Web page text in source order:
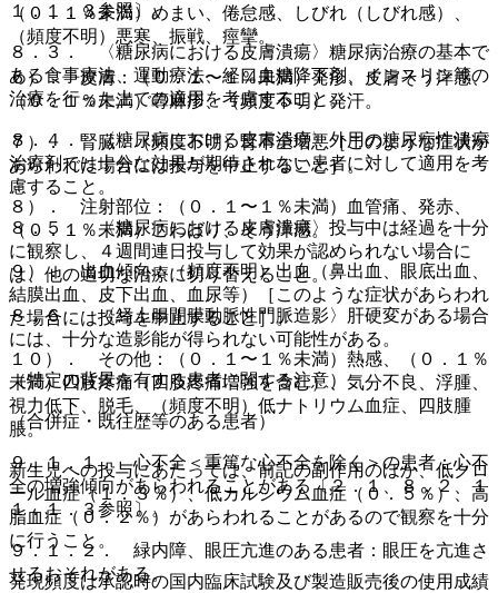
１．１．３参照〕。
８．３． 〈糖尿病における皮膚潰瘍〉糖尿病治療の基本で
ある食事療法、運動療法、経口血糖降下剤、インスリン等の
治療を行った上での適用を考慮すること。
８．４． 〈糖尿病における皮膚潰瘍〉外用の糖尿病性潰瘍
治療剤では十分な効果が期待されない患者に対して適用を考
慮すること。
８．５． 〈糖尿病における皮膚潰瘍〉投与中は経過を十分
に観察し、４週間連日投与して効果が認められない場合に
は、他の適切な治療に切り替えること。
８．６． 〈経上腸間膜動脈性門脈造影〉肝硬変がある場合
には、十分な造影能が得られない可能性がある。
（特定の背景を有する患者に関する注意）
（合併症・既往歴等のある患者）
９．１．１． 心不全＜重篤な心不全を除く＞の患者：心不
全の増強傾向があらわれることがある〔２．１、８．２、１
１．１．３参照〕。
９．１．２． 緑内障、眼圧亢進のある患者：眼圧を亢進さ
せるおそれがある。
（０．１％未満）めまい、倦怠感、しびれ（しびれ感）、
（頻度不明）悪寒、振戦、痙攣。
６）． 皮膚：（０．１〜１％未満）発疹、皮膚そう痒感、
（０．１％未満）蕁麻疹、（頻度不明）発汗。
７）． 腎臓：（頻度不明）腎不全増悪［このような症状が
あらわれた場合には投与を中止すること］。
８）． 注射部位：（０．１〜１％未満）血管痛、発赤、
（０．１％未満）こわばり、そう痒感。
９）． 出血傾向：（頻度不明）出血（鼻出血、眼底出血、
結膜出血、皮下出血、血尿等）［このような症状があらわれ
た場合には投与を中止すること］。
１０）． その他：（０．１〜１％未満）熱感、（０．１％
未満）四肢疼痛（四肢疼痛増強を含む）、気分不良、浮腫、
視力低下、脱毛、（頻度不明）低ナトリウム血症、四肢腫
脹。
新生児への投与にあたっては、前記の副作用のほか、低クロ
ール血症（１．３％）、低カルシウム血症（０．５％）、高
脂血症（０．２％）があらわれることがあるので観察を十分
に行うこと。
発現頻度は承認時の国内臨床試験及び製造販売後の使用成績